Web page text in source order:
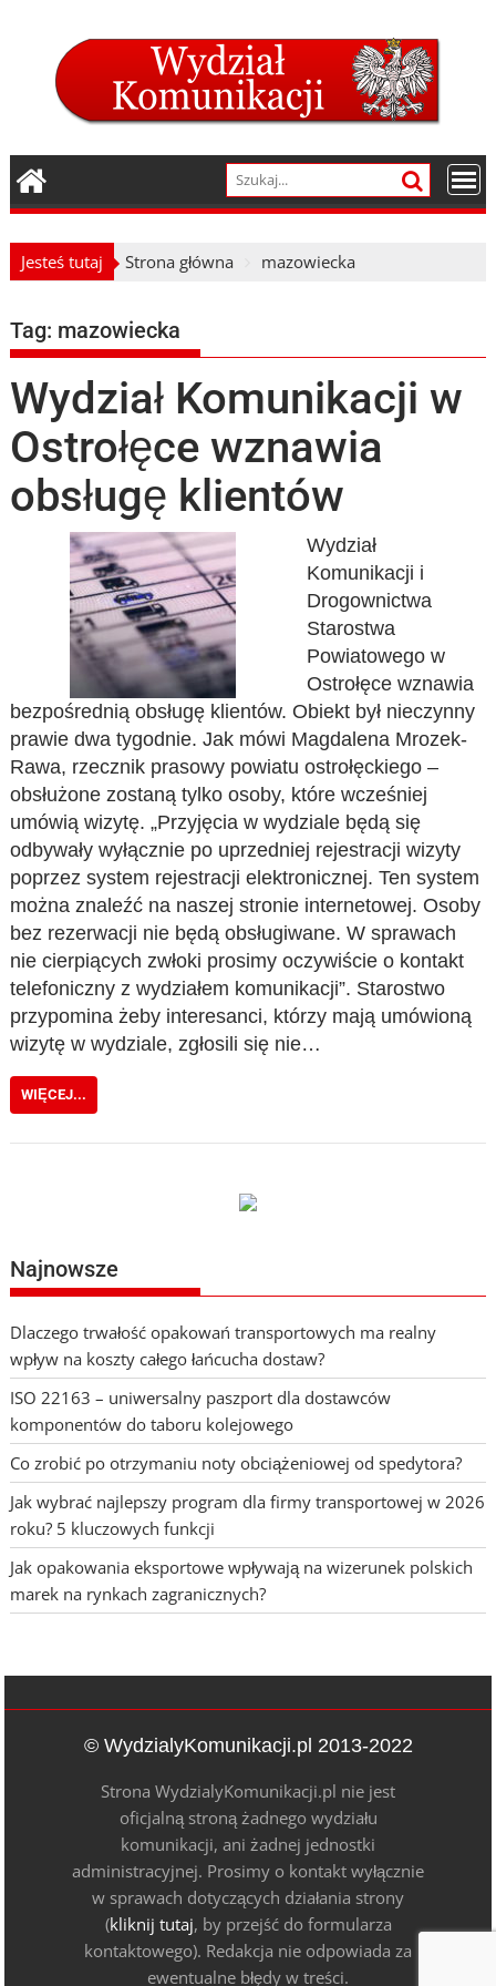
Jesteś tutaj Strona główna mazowiecka
Tag: mazowiecka
Wydział Komunikacji w
Ostrołęce wznawia
obsługę klientów
Wydział
Komunikacji i
Drogownictwa
Starostwa
Powiatowego w
Ostrołęce wznawia
bezpośrednią obsługę klientów. Obiekt był nieczynny
prawie dwa tygodnie. Jak mówi Magdalena Mrozek-
Rawa, rzecznik prasowy powiatu ostrołęckiego –
obsłużone zostaną tylko osoby, które wcześniej
umówią wizytę. „Przyjęcia w wydziale będą się
odbywały wyłącznie po uprzedniej rejestracji wizyty
poprzez system rejestracji elektronicznej. Ten system
można znaleźć na naszej stronie internetowej. Osoby
bez rezerwacji nie będą obsługiwane. W sprawach
nie cierpiących zwłoki prosimy oczywiście o kontakt
telefoniczny z wydziałem komunikacji”. Starostwo
przypomina żeby interesanci, którzy mają umówioną
wizytę w wydziale, zgłosili się nie…
WIĘCEJ...
Najnowsze
Dlaczego trwałość opakowań transportowych ma realny
wpływ na koszty całego łańcucha dostaw?
ISO 22163 – uniwersalny paszport dla dostawców
komponentów do taboru kolejowego
Co zrobić po otrzymaniu noty obciążeniowej od spedytora?
Jak wybrać najlepszy program dla firmy transportowej w 2026
roku? 5 kluczowych funkcji
Jak opakowania eksportowe wpływają na wizerunek polskich
marek na rynkach zagranicznych?
© WydzialyKomunikacji.pl 2013-2022
Strona WydzialyKomunikacji.pl nie jest
oficjalną stroną żadnego wydziału
komunikacji, ani żadnej jednostki
administracyjnej. Prosimy o kontakt wyłącznie
w sprawach dotyczących działania strony
(kliknij tutaj, by przejść do formularza
kontaktowego). Redakcja nie odpowiada za
ewentualne błędy w treści.